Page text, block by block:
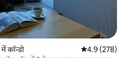
कॉन्डो औसत रेटिंग 5 में
4.9 (278)